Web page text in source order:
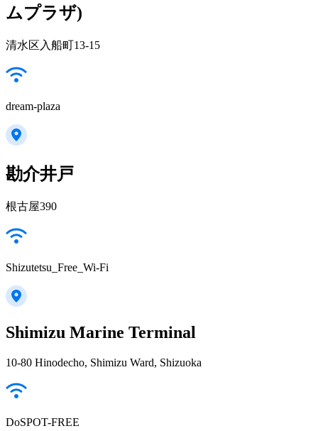
ムプラザ)
清水区入船町13-15
dream-plaza
勘介井戸
根古屋390
Shizutetsu_Free_Wi-Fi
Shimizu Marine Terminal
10-80 Hinodecho, Shimizu Ward, Shizuoka
DoSPOT-FREE